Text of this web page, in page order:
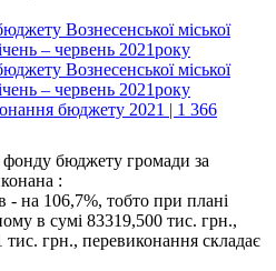
Вознесенської міської
– червень 2021року
Вознесенської міської
– червень 2021року
бюджету 2021 | 1 366
фонду бюджету громади за
:
- на 106,7%, тобто при плані
в сумі 83319,500 тис. грн.,
грн., перевиконання складає